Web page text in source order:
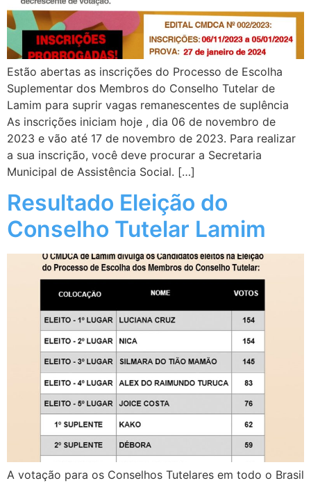
Estão abertas as inscrições do Processo de Escolha
Suplementar dos Membros do Conselho Tutelar de
Lamim para suprir vagas remanescentes de suplência
As inscrições iniciam hoje , dia 06 de novembro de
2023 e vão até 17 de novembro de 2023. Para realizar
a sua inscrição, você deve procurar a Secretaria
Municipal de Assistência Social. […]
Resultado Eleição do
Conselho Tutelar Lamim
A votação para os Conselhos Tutelares em todo o Brasil